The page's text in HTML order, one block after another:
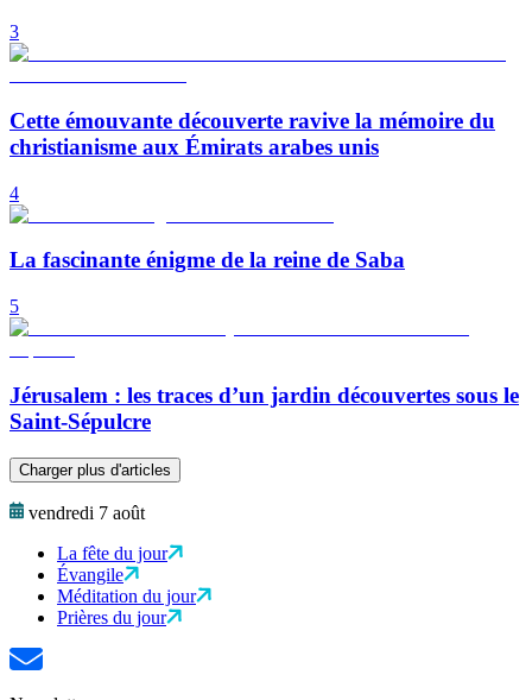
3
Cette émouvante découverte ravive la mémoire du
christianisme aux Émirats arabes unis
4
La fascinante énigme de la reine de Saba
5
Jérusalem : les traces d’un jardin découvertes sous le
Saint-Sépulcre
Charger plus d'articles
vendredi 7 août
La fête du jour
Évangile
Méditation du jour
Prières du jour